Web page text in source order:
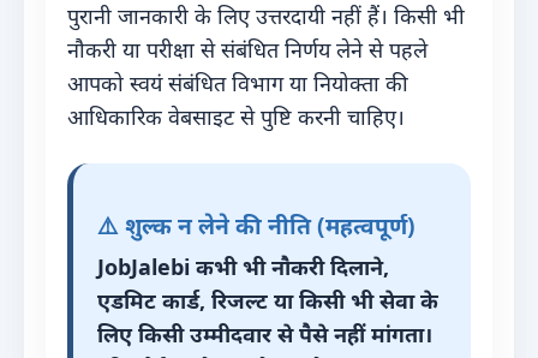
पुरानी जानकारी के लिए उत्तरदायी नहीं हैं। किसी भी
नौकरी या परीक्षा से संबंधित निर्णय लेने से पहले
आपको स्वयं संबंधित विभाग या नियोक्ता की
आधिकारिक वेबसाइट से पुष्टि करनी चाहिए।
⚠️ शुल्क न लेने की नीति (महत्वपूर्ण)
JobJalebi कभी भी नौकरी दिलाने,
एडमिट कार्ड, रिजल्ट या किसी भी सेवा के
लिए किसी उम्मीदवार से पैसे नहीं मांगता।